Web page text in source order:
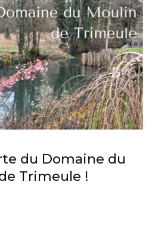
du Domaine du
Trimeule !